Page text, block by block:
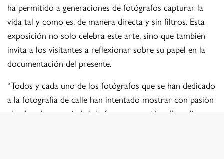
ha permitido a generaciones de fotógrafos capturar la
vida tal y como es, de manera directa y sin filtros. Esta
exposición no solo celebra este arte, sino que también
invita a los visitantes a reflexionar sobre su papel en la
documentación del presente.
“Todos y cada uno de los fotógrafos que se han dedicado
a la fotografía de calle han intentado mostrar con pasión
el pulso de su sociedad de forma espontánea”, explican